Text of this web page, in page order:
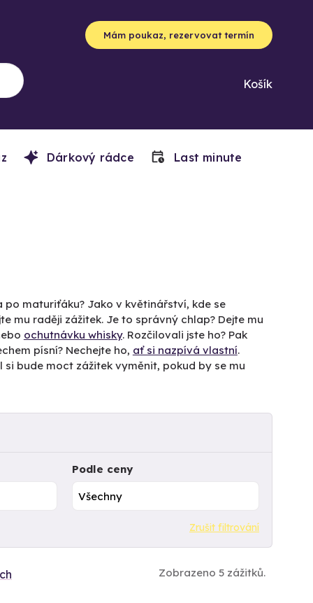
Mám poukaz, rezervovat termín
Košík
Dárkový rádce Last minute
maturiťáku? Jako v květinářství, kde se
mu raději zážitek. Je to správný chlap? Dejte mu
ochutnávku whisky. Rozčilovali jste ho? Pak
písní? Nechejte ho, ať si nazpívá vlastní.
si bude moct zážitek vyměnit, pokud by se mu
Podle ceny
Zrušit filtrování
Zobrazeno 5 zážitků.